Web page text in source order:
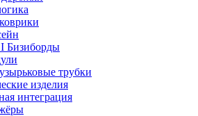
Бизиборды
трубки
изделия
интеграция